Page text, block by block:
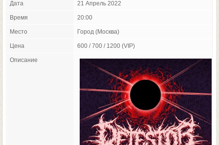
Дата 21 Апрель 2022
Время 20:00
Место Город (Москва)
Цена 600 / 700 / 1200 (VIP)
Описание